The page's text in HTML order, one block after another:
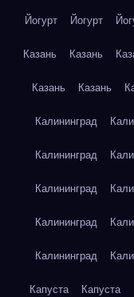
Йогурт Йогурт
Казань Казань
Казань Казань
Калининград
Калининград
Калининград
Калининград
Калининград
Капуста Капуста